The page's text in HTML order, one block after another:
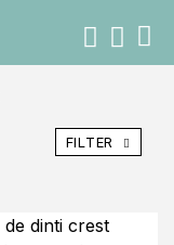
FILTER